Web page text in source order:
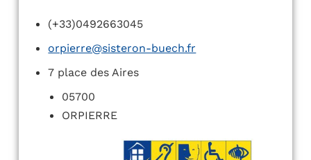
(+33)0492663045
orpierre@sisteron-buech.fr
7 place des Aires
05700
ORPIERRE